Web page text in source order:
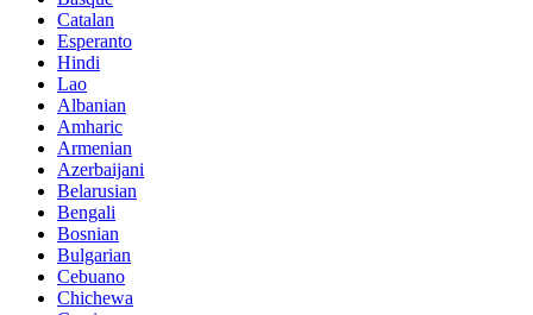
Catalan
Esperanto
Hindi
Lao
Albanian
Amharic
Armenian
Azerbaijani
Belarusian
Bengali
Bosnian
Bulgarian
Cebuano
Chichewa